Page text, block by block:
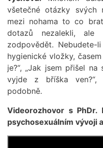
všetečné otázky svých
mezi nohama to co
dotazů nezalekli,
zodpovědět.
hygienické vložky,
je?“, „Jak jsem přišel
vyjde z bříška ven?“,
podobně.
Videorozhovor s PhDr.
psychosexuálním vývoji